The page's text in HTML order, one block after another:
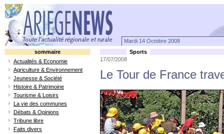
Mardi 14 Octobre 2008
sommaire
Actualités & Economie
Agriculture & Environnement
Jeunesse & Société
Histoire & Patrimoine
Tourisme & Loisirs
La vie des communes
Débats & Opinions
Tribune libre
Faits divers
Sports
17/07/2008
Le Tour de France